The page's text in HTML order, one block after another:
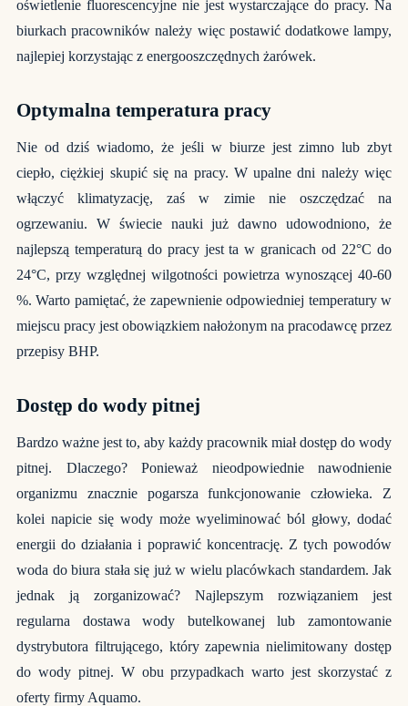
oświetlenie fluorescencyjne nie jest wystarczające do pracy. Na
biurkach pracowników należy więc postawić dodatkowe lampy,
najlepiej korzystając z energooszczędnych żarówek.
Optymalna temperatura pracy
Nie od dziś wiadomo, że jeśli w biurze jest zimno lub zbyt
ciepło, ciężkiej skupić się na pracy. W upalne dni należy więc
włączyć klimatyzację, zaś w zimie nie oszczędzać na
ogrzewaniu. W świecie nauki już dawno udowodniono, że
najlepszą temperaturą do pracy jest ta w granicach od 22°C do
24°C, przy względnej wilgotności powietrza wynoszącej 40-60
%. Warto pamiętać, że zapewnienie odpowiedniej temperatury w
miejscu pracy jest obowiązkiem nałożonym na pracodawcę przez
przepisy BHP.
Dostęp do wody pitnej
Bardzo ważne jest to, aby każdy pracownik miał dostęp do wody
pitnej. Dlaczego? Ponieważ nieodpowiednie nawodnienie
organizmu znacznie pogarsza funkcjonowanie człowieka. Z
kolei napicie się wody może wyeliminować ból głowy, dodać
energii do działania i poprawić koncentrację. Z tych powodów
woda do biura stała się już w wielu placówkach standardem. Jak
jednak ją zorganizować? Najlepszym rozwiązaniem jest
regularna dostawa wody butelkowanej lub zamontowanie
dystrybutora filtrującego, który zapewnia nielimitowany dostęp
do wody pitnej. W obu przypadkach warto jest skorzystać z
oferty firmy Aquamo.